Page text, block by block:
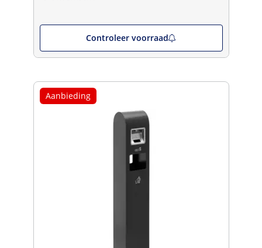
Controleer voorraad
Aanbieding